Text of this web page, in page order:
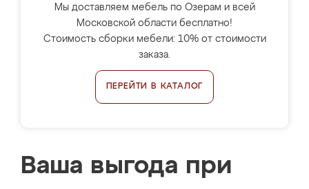
Мы доставляем мебель по Озерам и всей
Московской области бесплатно!
Стоимость сборки мебели: 10% от стоимости
заказа.
ПЕРЕЙТИ В КАТАЛОГ
Ваша выгода при